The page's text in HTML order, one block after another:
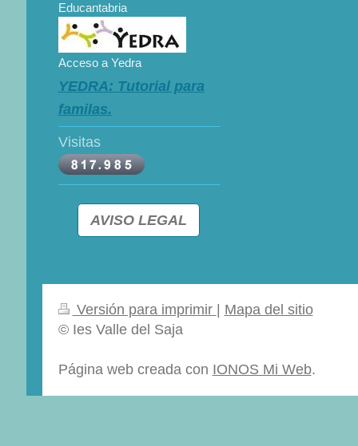
Educantabria
Acceso a Yedra
YEDRA: Tutorial para
familas.
Visitas
AVISO LEGAL
Versión para imprimir | Mapa del sitio
© Ies Valle del Saja
Página web creada con IONOS Mi Web.